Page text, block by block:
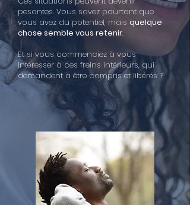
pesantes. Vous savez pourtant que
vous avez du potentiel, mais quelque
chose semble vous retenir.
Et si vous commenciez à vous
intéresser à ces freins intérieurs, qui
demandent à être compris et libérés ?